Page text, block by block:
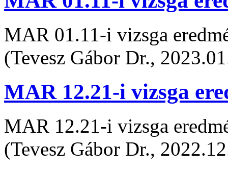
MAR 01.11-i vizsga
(Tevesz Gábor Dr.,
MAR 12.21-i vizsga
MAR 12.21-i vizsga
(Tevesz Gábor Dr.,